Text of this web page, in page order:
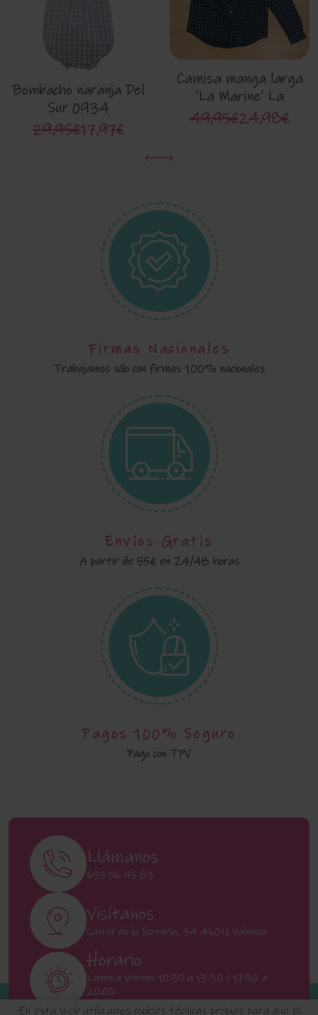
Bombacho naranja Del
Sur 0934
29,95€17,97€
Camisa manga larga
'La Marine' La
Martinica 10168p
49,95€24,98€
Firmas Nacionales
Trabajamos sólo con firmas 100% nacionales
Envíos Gratis
A partir de 55€ en 24/48 horas
Pagos 100% Seguro
Pago con TPV
En esta web utilizamos cookies técnicas propias para que el
Llámanos
635 56 45 83
Visítanos
Carrer de la Serrería, 34 46011 Valencia
Horario
Lunes a Viernes 10:30 a 13:30 / 17:30 a
20:00
Sábados 11:00 a 13:00